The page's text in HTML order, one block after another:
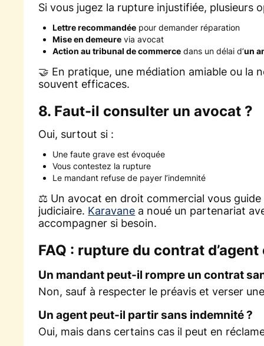
Si vous jugez la rupture injustifiée, plusieurs
Lettre recommandée pour demander réparation
Mise en demeure via avocat
Action au tribunal de commerce dans un délai d’un
🤝 En pratique, une médiation amiable ou la
souvent efficaces.
8. Faut-il consulter un avocat ?
Oui, surtout si :
Une faute grave est évoquée
Vous contestez la rupture
Le mandant refuse de payer l’indemnité
⚖️ Un avocat en droit commercial vous
judiciaire. Karavane a noué un partenariat
accompagner si besoin.
FAQ : rupture du contrat
Un mandant peut-il rompre un contrat
Non, sauf à respecter le préavis et verser
Un agent peut-il partir sans indemnité ?
Oui, mais dans certains cas il peut en